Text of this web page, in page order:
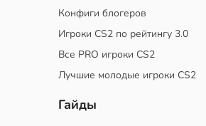
Конфиги блогеров
Игроки CS2 по рейтингу 3.0
Все PRO игроки CS2
Лучшие молодые игроки CS2
Гайды